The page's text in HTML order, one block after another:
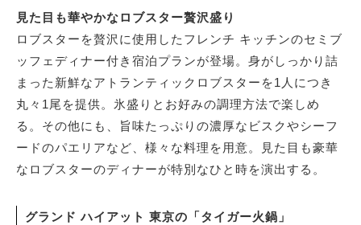
見た目も華やかなロブスター贅沢盛り
ロブスターを贅沢に使用したフレンチ キッチンのセミブ
ッフェディナー付き宿泊プランが登場。身がしっかり詰
まった新鮮なアトランティックロブスターを1人につき
丸々1尾を提供。氷盛りとお好みの調理方法で楽しめ
る。その他にも、旨味たっぷりの濃厚なビスクやシーフ
ードのパエリアなど、様々な料理を用意。見た目も豪華
なロブスターのディナーが特別なひと時を演出する。
グランド ハイアット 東京の「タイガー火鍋」